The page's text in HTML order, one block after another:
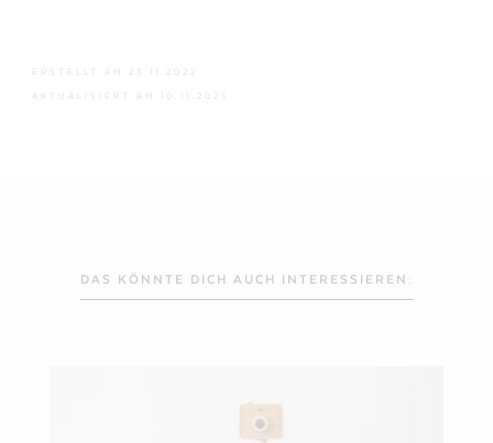
ERSTELLT AM 23.11.2022
AKTUALISIERT AM 10.11.2025
DAS KÖNNTE DICH AUCH INTERESSIEREN: